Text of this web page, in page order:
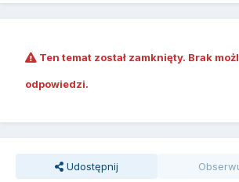
Ten temat został zamknięty. Brak
odpowiedzi.
Udostępnij